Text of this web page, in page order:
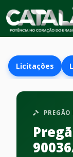
Licitações